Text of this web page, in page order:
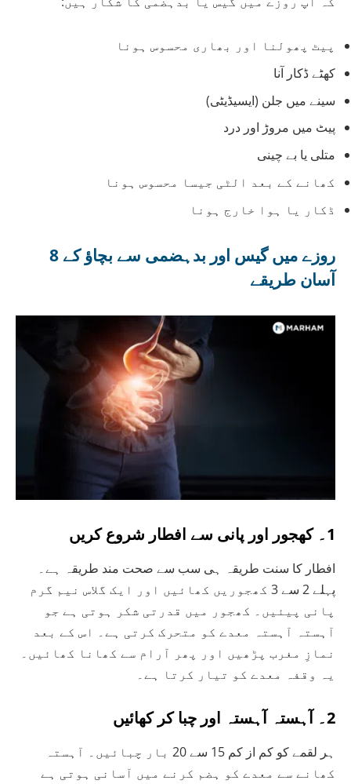
پیٹ پھولنا اور بھاری محسوس ہونا
کھٹے ڈکار آنا
سینے میں جلن (ایسیڈیٹی)
پیٹ میں مروڑ اور درد
متلی یا بے چینی
کھانے کے بعد الٹی جیسا محسوس ہونا
ڈکار یا ہوا خارج ہونا
روزے میں گیس اور بدہضمی سے بچاؤ کے 8
آسان طریقے
1۔ کھجور اور پانی سے افطار شروع کریں
افطار کا سنت طریقہ ہی سب سے صحت مند طریقہ ہے۔
پہلے 2 سے 3 کھجوریں کھائیں اور ایک گلاس نیم گرم
پانی پیئیں۔ کھجور میں قدرتی شکر ہوتی ہے جو
آہستہ آہستہ معدے کو متحرک کرتی ہے۔ اس کے بعد
نمازِ مغرب پڑھیں اور پھر آرام سے کھانا کھائیں۔
یہ وقفہ معدے کو تیار کرتا ہے۔
2۔ آہستہ آہستہ اور چبا کر کھائیں
ہر لقمے کو کم از کم 15 سے 20 بار چبائیں۔ آہستہ
کھانے سے معدے کو ہضم کرنے میں آسانی ہوتی ہے